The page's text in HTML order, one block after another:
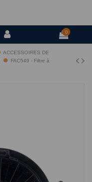
0
ACCESSOIRES DE
FAC549 - Filtre à